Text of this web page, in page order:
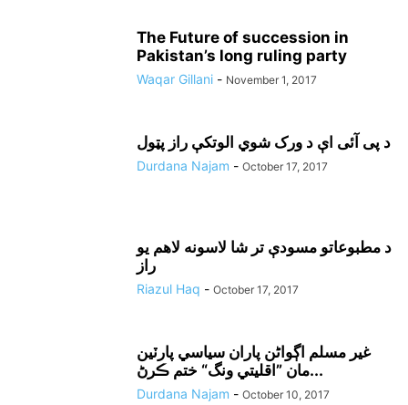
The Future of succession in
Pakistan’s long ruling party
Waqar Gillani - November 1, 2017
د پی آئی اې د ورک شوي الوتکې راز پټول
Durdana Najam - October 17, 2017
د مطبوعاتو مسودې تر شا لاسونه لاهم يو
راز
Riazul Haq - October 17, 2017
غير مسلم اڳواڻن پاران سياسي پارٽين
مان ”اقليتي ونگ“ ختم ڪرڻ...
Durdana Najam - October 10, 2017